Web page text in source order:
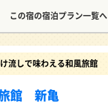
この宿の宿泊プラン一覧へ
流しで味わえる和風旅館
館 新亀